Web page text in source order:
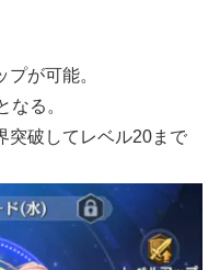
が可能。
なる。
突破してレベル20まで